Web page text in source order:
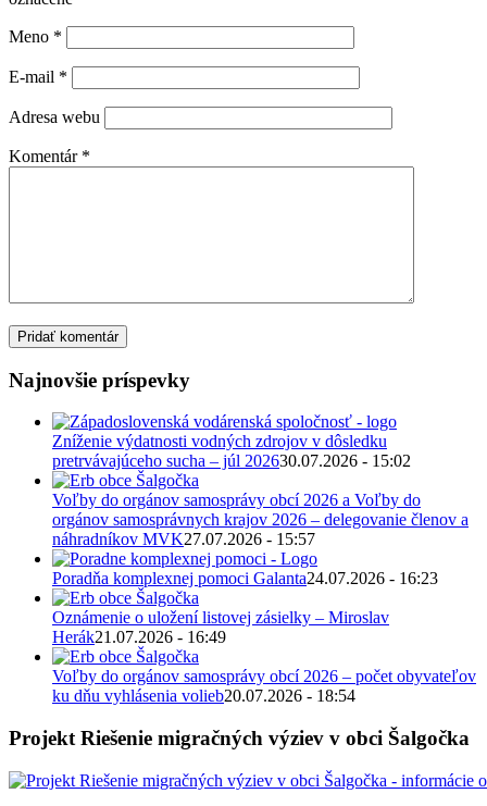
Meno *
E-mail *
Adresa webu
Komentár *
Najnovšie príspevky
Zníženie výdatnosti vodných zdrojov v dôsledku
pretrvávajúceho sucha – júl 202630.07.2026 - 15:02
Voľby do orgánov samosprávy obcí 2026 a Voľby do
orgánov samosprávnych krajov 2026 – delegovanie členov a
náhradníkov MVK27.07.2026 - 15:57
Poradňa komplexnej pomoci Galanta24.07.2026 - 16:23
Oznámenie o uložení listovej zásielky – Miroslav
Herák21.07.2026 - 16:49
Voľby do orgánov samosprávy obcí 2026 – počet obyvateľov
ku dňu vyhlásenia volieb20.07.2026 - 18:54
Projekt Riešenie migračných výziev v obci Šalgočka